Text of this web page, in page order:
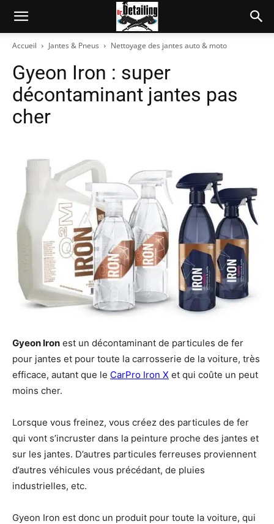
Accueil Jantes & Pneus Nettoyage des jantes auto & moto
Gyeon Iron : super
décontaminant jantes pas
cher
Gyeon Iron est un décontaminant de particules de fer
pour jantes et pour toute la carrosserie de la voiture, très
efficace, autant que le CarPro Iron X et qui coûte un peut
moins cher.
Lorsque vous freinez, vous créez des particules de fer
qui vont s’incruster dans la peinture proche des jantes et
sur les jantes. D’autres particules ferreuses proviennent
d’autres véhicules vous précédant, de pluies
industrielles, etc.
Gyeon Iron est donc un produit pour toute la voiture, qui